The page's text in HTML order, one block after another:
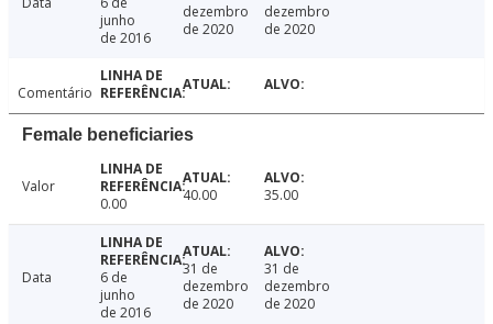
junho
de 2016
dezembro
de 2020
dezembro
de 2020
Comentário
Female beneficiaries
Valor
0.00
40.00 35.00
Data
6 de
junho
de 2016
31 de
dezembro
de 2020
31 de
dezembro
de 2020